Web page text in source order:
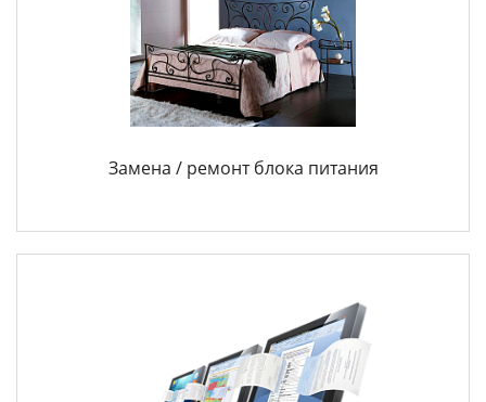
Замена / ремонт блока питания